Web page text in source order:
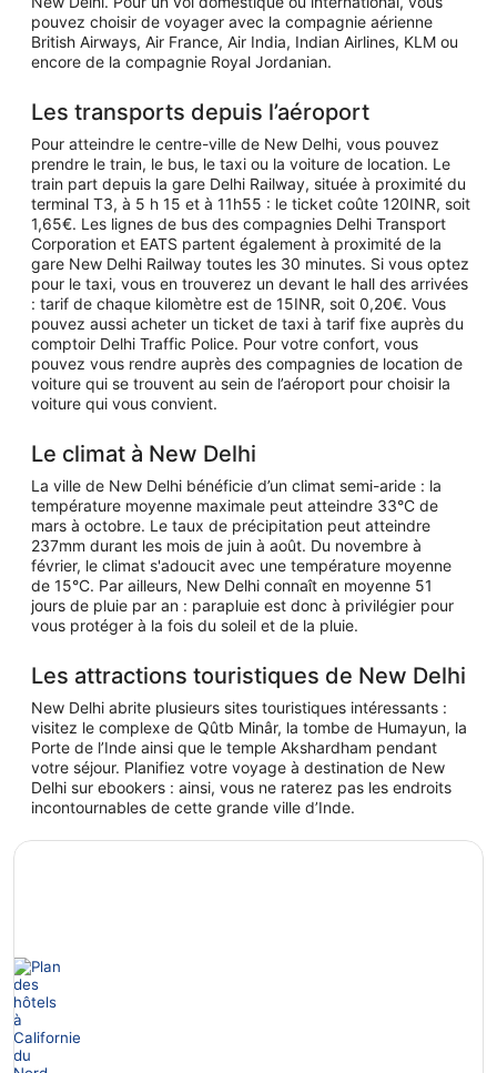
pouvez choisir de voyager avec la compagnie aérienne
British Airways, Air France, Air India, Indian Airlines, KLM ou
encore de la compagnie Royal Jordanian.
Les transports depuis l’aéroport
Pour atteindre le centre-ville de New Delhi, vous pouvez
prendre le train, le bus, le taxi ou la voiture de location. Le
train part depuis la gare Delhi Railway, située à proximité du
terminal T3, à 5 h 15 et à 11h55 : le ticket coûte 120INR, soit
1,65€. Les lignes de bus des compagnies Delhi Transport
Corporation et EATS partent également à proximité de la
gare New Delhi Railway toutes les 30 minutes. Si vous optez
pour le taxi, vous en trouverez un devant le hall des arrivées
: tarif de chaque kilomètre est de 15INR, soit 0,20€. Vous
pouvez aussi acheter un ticket de taxi à tarif fixe auprès du
comptoir Delhi Traffic Police. Pour votre confort, vous
pouvez vous rendre auprès des compagnies de location de
voiture qui se trouvent au sein de l’aéroport pour choisir la
voiture qui vous convient.
Le climat à New Delhi
La ville de New Delhi bénéficie d’un climat semi-aride : la
température moyenne maximale peut atteindre 33°C de
mars à octobre. Le taux de précipitation peut atteindre
237mm durant les mois de juin à août. Du novembre à
février, le climat s'adoucit avec une température moyenne
de 15°C. Par ailleurs, New Delhi connaît en moyenne 51
jours de pluie par an : parapluie est donc à privilégier pour
vous protéger à la fois du soleil et de la pluie.
Les attractions touristiques de New Delhi
New Delhi abrite plusieurs sites touristiques intéressants :
visitez le complexe de Qûtb Minâr, la tombe de Humayun, la
Porte de l’Inde ainsi que le temple Akshardham pendant
votre séjour. Planifiez votre voyage à destination de New
Delhi sur ebookers : ainsi, vous ne raterez pas les endroits
incontournables de cette grande ville d’Inde.